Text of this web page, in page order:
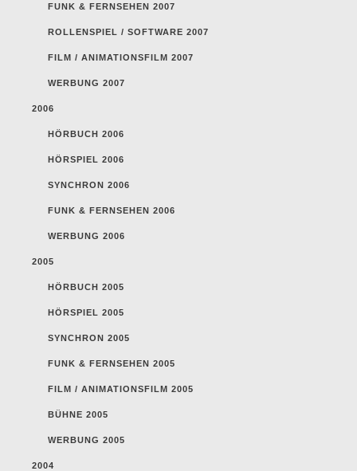
FUNK & FERNSEHEN 2007
ROLLENSPIEL / SOFTWARE 2007
FILM / ANIMATIONSFILM 2007
WERBUNG 2007
2006
HÖRBUCH 2006
HÖRSPIEL 2006
SYNCHRON 2006
FUNK & FERNSEHEN 2006
WERBUNG 2006
2005
HÖRBUCH 2005
HÖRSPIEL 2005
SYNCHRON 2005
FUNK & FERNSEHEN 2005
FILM / ANIMATIONSFILM 2005
BÜHNE 2005
WERBUNG 2005
2004